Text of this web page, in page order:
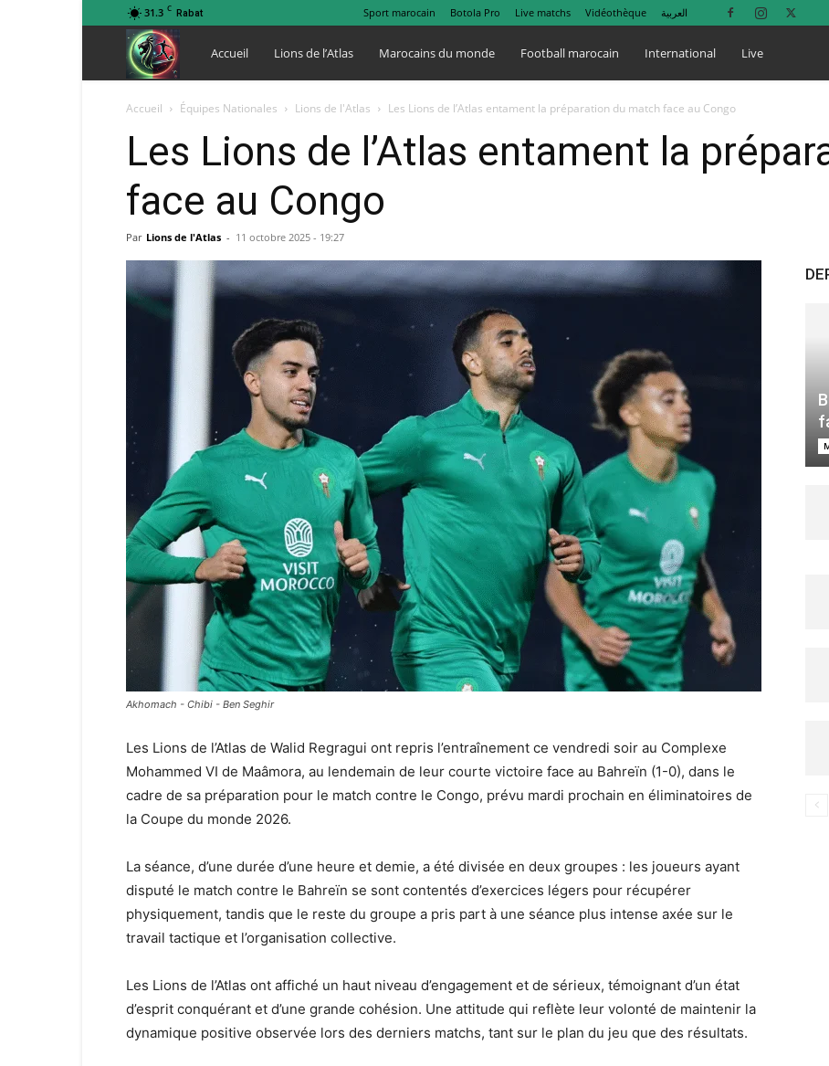
31.3 C Rabat Sport marocain Botola Pro Live matchs Vidéothèque العربية
Lions
de
Atlas
Accueil Lions de l’Atlas Marocains du monde Football marocain International Live
Accueil Équipes Nationales Lions de l'Atlas Les Lions de l’Atlas entament la préparation du match face au Congo
Les Lions de l’Atlas entament la
face au Congo
Par Lions de l'Atlas - 11 octobre 2025 - 19:27
Akhomach - Chibi - Ben Seghir
Les Lions de l’Atlas de Walid Regragui ont repris l’entraînement ce vendredi soir au Complexe
Mohammed VI de Maâmora, au lendemain de leur courte victoire face au Bahreïn (1-0), dans le
cadre de sa préparation pour le match contre le Congo, prévu mardi prochain en éliminatoires de
la Coupe du monde 2026.
La séance, d’une durée d’une heure et demie, a été divisée en deux groupes : les joueurs ayant
disputé le match contre le Bahreïn se sont contentés d’exercices légers pour récupérer
physiquement, tandis que le reste du groupe a pris part à une séance plus intense axée sur le
travail tactique et l’organisation collective.
Les Lions de l’Atlas ont affiché un haut niveau d’engagement et de sérieux, témoignant d’un état
d’esprit conquérant et d’une grande cohésion. Une attitude qui reflète leur volonté de maintenir la
dynamique positive observée lors des derniers matchs, tant sur le plan du jeu que des résultats.